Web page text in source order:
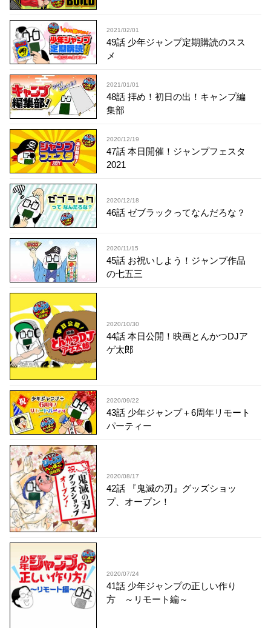
2021/02/01
49話 少年ジャンプ定期購読のスス
メ
2021/01/01
48話 拝め！初日の出！キャンプ編
集部
2020/12/19
47話 本日開催！ジャンプフェスタ
2021
2020/12/18
46話 ゼブラックってなんだろな？
2020/11/15
45話 お祝いしよう！ジャンプ作品
の七五三
2020/10/30
44話 本日公開！映画とんかつDJア
ゲ太郎
2020/09/22
43話 少年ジャンプ＋6周年リモート
パーティー
2020/08/17
42話 『鬼滅の刃』グッズショッ
プ、オープン！
2020/07/24
41話 少年ジャンプの正しい作り
方 ～リモート編～